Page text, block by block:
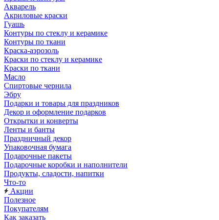
Акварель
Акриловые краски
Гуашь
Контуры по стеклу и керамике
Контуры по ткани
Краска-аэрозоль
Краски по стеклу и керамике
Краски по ткани
Масло
Спиртовые чернила
Эбру
Подарки и товары для праздников
Декор и оформление подарков
Открытки и конверты
Ленты и банты
Праздничный декор
Упаковочная бумага
Подарочные пакеты
Подарочные коробки и наполнители
Продукты, сладости, напитки
Что-то
Акции
Полезное
Покупателям
Как заказать